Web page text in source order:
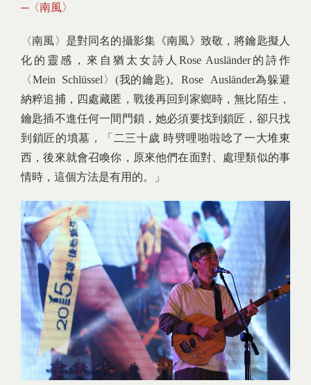
─〈南風〉
〈南風〉是對同名的攝影集《南風》致敬，將鑰匙擬人
化的靈感，來自猶太女詩人Rose Ausländer的詩作
〈Mein Schlüssel〉(我的鑰匙)。Rose Ausländer為躲避
納粹追捕，四處藏匿，戰後再回到家鄉時，無比陌生，
鑰匙插不進任何一間門鎖，她必須要找到鎖匠，卻只找
到鎖匠的墳墓，「二三十歲 時劈哩啪啦唸了一大堆東
西，後來就會召喚你，原來他們在面對、處理類似的事
情時，這個方法是有用的。」